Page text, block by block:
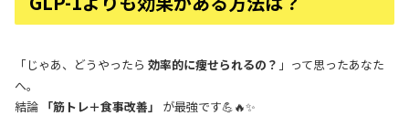
「じゃあ、どうやったら 効率的に痩せられるの？ 」って思ったあなた
へ。
結論 「筋トレ＋食事改善」 が最強です💪🔥✨